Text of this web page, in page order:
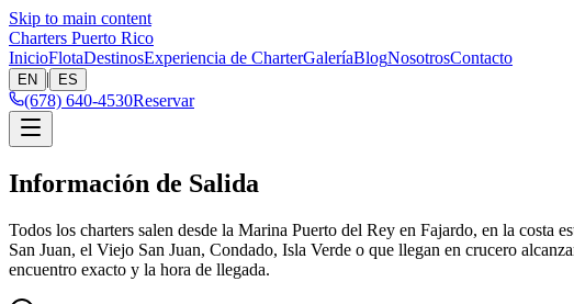
Skip to main content
Charters Puerto Rico
InicioFlotaDestinosExperiencia de CharterGaleríaBlogNosotrosContacto
EN | ES
(678) 640-4530Reservar
Información de Salida
Todos los charters salen desde la Marina Puerto del Rey en Fajardo, en la costa
San Juan, el Viejo San Juan, Condado, Isla Verde o que llegan en crucero
encuentro exacto y la hora de llegada.